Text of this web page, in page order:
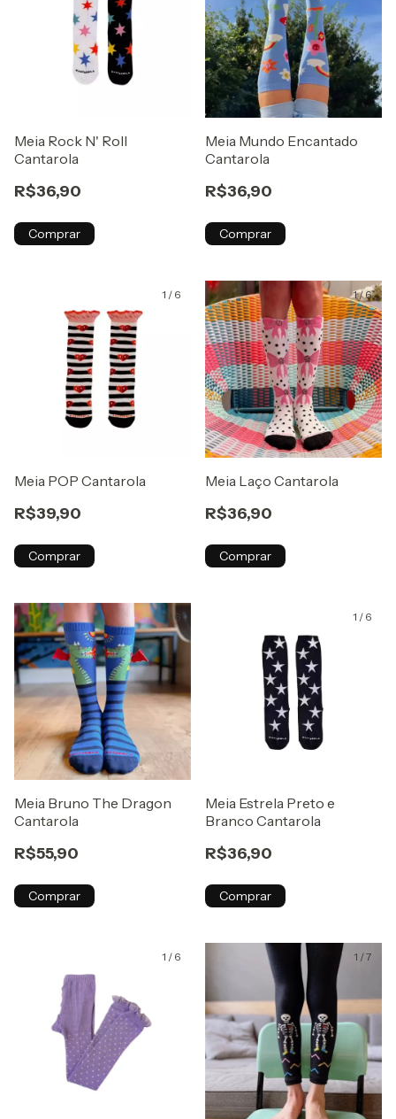
Meia Rock N' Roll
Cantarola
R$36,90
Comprar
Meia Mundo Encantado
Cantarola
R$36,90
Comprar
1 / 6
Meia POP Cantarola
R$39,90
Comprar
1/6
Meia Laço Cantarola
R$36,90
Comprar
1 / 6
Meia Bruno The Dragon
Cantarola
R$55,90
Comprar
1 / 6
Meia Estrela Preto e
Branco Cantarola
R$36,90
Comprar
1 / 6 1 /7